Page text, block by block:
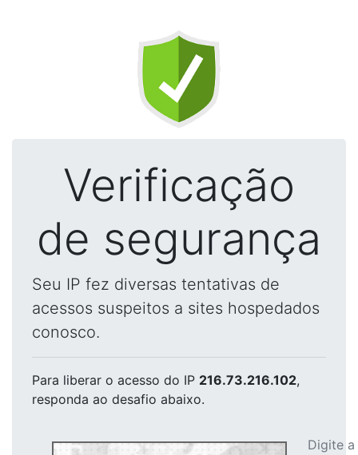
Verificação
de segurança
Seu IP fez diversas tentativas de
acessos suspeitos a sites hospedados
conosco.
Para liberar o acesso do IP 216.73.216.102,
responda ao desafio abaixo.
Digite